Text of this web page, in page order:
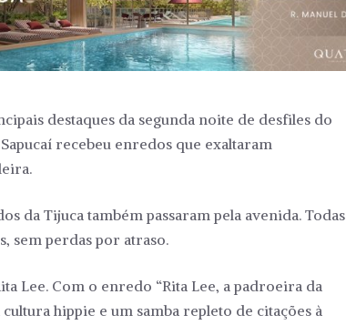
destaques da segunda noite de desfiles do
recebeu enredos que exaltaram
da Tijuca também passaram pela avenida. Todas
sem perdas por atraso.
Lee. Com o enredo “Rita Lee, a padroeira da
hippie e um samba repleto de citações à